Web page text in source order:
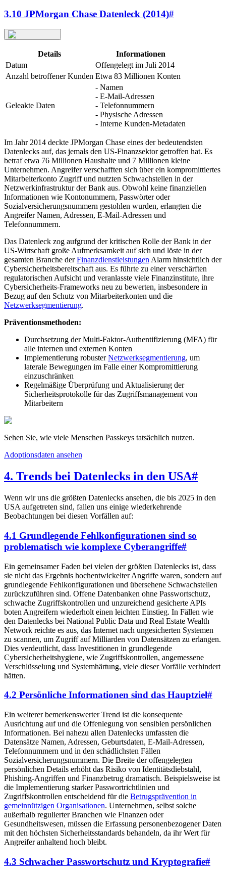
3.10 JPMorgan Chase Datenleck (2014)#
Details
Informationen
Datum
Offengelegt im Juli 2014
Anzahl betroffener Kunden Etwa 83 Millionen Konten
Geleakte Daten
- Namen
- E-Mail-Adressen
- Telefonnummern
- Physische Adressen
- Interne Kunden-Metadaten
Im Jahr 2014 deckte JPMorgan Chase eines der bedeutendsten
Datenlecks auf, das jemals den US-Finanzsektor getroffen hat. Es
betraf etwa 76 Millionen Haushalte und 7 Millionen kleine
Unternehmen. Angreifer verschafften sich über ein kompromittiertes
Mitarbeiterkonto Zugriff und nutzten Schwachstellen in der
Netzwerkinfrastruktur der Bank aus. Obwohl keine finanziellen
Informationen wie Kontonummern, Passwörter oder
Sozialversicherungsnummern gestohlen wurden, erlangten die
Angreifer Namen, Adressen, E-Mail-Adressen und
Telefonnummern.
Das Datenleck zog aufgrund der kritischen Rolle der Bank in der
US-Wirtschaft große Aufmerksamkeit auf sich und löste in der
gesamten Branche derFinanzdienstleistungenAlarm hinsichtlich der
Cybersicherheitsbereitschaft aus. Es führte zu einer verschärften
regulatorischen Aufsicht und veranlasste viele Finanzinstitute, ihre
Cybersicherheits-Frameworks neu zu bewerten, insbesondere in
Bezug auf den Schutz von Mitarbeiterkonten und die
Netzwerksegmentierung.
Präventionsmethoden:
Durchsetzung der Multi-Faktor-Authentifizierung (MFA) für
alle internen und externen Konten
Implementierung robusterNetzwerksegmentierung, um
laterale Bewegungen im Falle einer Kompromittierung
einzuschränken
Regelmäßige Überprüfung und Aktualisierung der
Sicherheitsprotokolle für das Zugriffsmanagement von
Mitarbeitern
Sehen Sie, wie viele Menschen Passkeys tatsächlich nutzen.
Adoptionsdaten ansehen
4. Trends bei Datenlecks in den USA#
Wenn wir uns die größten Datenlecks ansehen, die bis 2025 in den
USA aufgetreten sind, fallen uns einige wiederkehrende
Beobachtungen bei diesen Vorfällen auf:
4.1 Grundlegende Fehlkonfigurationen sind so
problematisch wie komplexe Cyberangriffe#
Ein gemeinsamer Faden bei vielen der größten Datenlecks ist, dass
sie nicht das Ergebnis hochentwickelter Angriffe waren, sondern auf
grundlegende Fehlkonfigurationen und übersehene Schwachstellen
zurückzuführen sind. Offene Datenbanken ohne Passwortschutz,
schwache Zugriffskontrollen und unzureichend gesicherte APIs
boten Angreifern wiederholt einen leichten Einstieg. In Fällen wie
den Datenlecks bei National Public Data und Real Estate Wealth
Network reichte es aus, das Internet nach ungesicherten Systemen
zu scannen, um Zugriff auf Milliarden von Datensätzen zu erlangen.
Dies verdeutlicht, dass Investitionen in grundlegende
Cybersicherheitshygiene, wie Zugriffskontrollen, angemessene
Verschlüsselung und Systemhärtung, viele dieser Vorfälle verhindert
hätten.
4.2 Persönliche Informationen sind das Hauptziel#
Ein weiterer bemerkenswerter Trend ist die konsequente
Ausrichtung auf und die Offenlegung von sensiblen persönlichen
Informationen. Bei nahezu allen Datenlecks umfassten die
Datensätze Namen, Adressen, Geburtsdaten, E-Mail-Adressen,
Telefonnummern und in den schädlichsten Fällen
Sozialversicherungsnummern. Die Breite der offengelegten
persönlichen Details erhöht das Risiko von Identitätsdiebstahl,
Phishing-Angriffen und Finanzbetrug dramatisch. Beispielsweise ist
die Implementierung starker Passwortrichtlinien und
Zugriffskontrollen entscheidend für die Betrugsprävention in
gemeinnützigen Organisationen. Unternehmen, selbst solche
außerhalb regulierter Branchen wie Finanzen oder
Gesundheitswesen, müssen die Erfassung personenbezogener Daten
mit den höchsten Sicherheitsstandards behandeln, da ihr Wert für
Angreifer anhaltend hoch bleibt.
4.3 Schwacher Passwortschutz und Kryptografie#